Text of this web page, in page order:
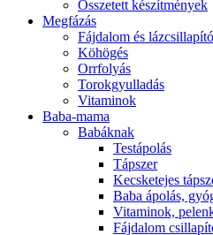
Összetett készítmények
Megfázás
Fájdalom és
Köhögés
Orrfolyás
Torokgyulladás
Vitaminok
Baba-mama
Babáknak
Testápolás
Tápszer
Kecsketejes
Baba ápolás,
Vitaminok,
Fájdalom